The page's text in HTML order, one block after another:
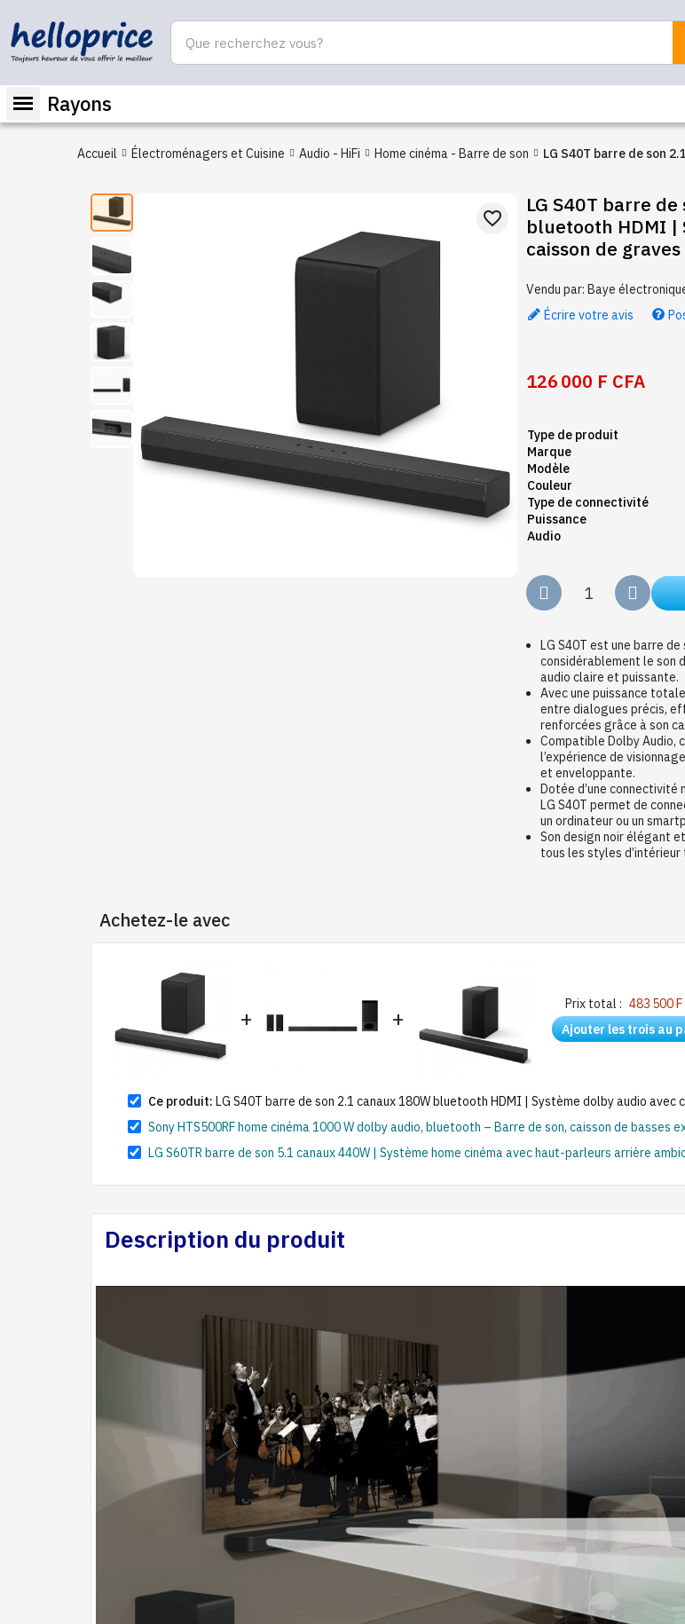
Rayons
Accueil Électroménagers et Cuisine Audio - HiFi Home cinéma - Barre de son
LG S40T barre de son
| Système dolby audio
caisson de graves
favorite_border
LG S40T barre
bluetooth HDMI |
caisson de graves
Vendu par:Baye
Écrire votre avis
126 000 F CFA
Type de produit
Marque
Modèle
Couleur
Type de connectivité
Puissance
Audio
LG S40T est une barre
considérablement le son
audio claire et puissante.
Avec une puissance
entre dialogues précis,
renforcées grâce à son
Compatible Dolby Audio,
l’expérience de
et enveloppante.
Dotée d’une connectivité
LG S40T permet de
un ordinateur ou un
Son design noir élégant
tous les styles
Achetez-le avec
+ +
Prix total : 483 500 F
Ajouter les trois au
Ce produit: LG S40T barre de son 2.1 canaux 180W bluetooth HDMI | Système dolby audio avec
Sony HTS500RF home cinéma 1000 W dolby audio, bluetooth – Barre de son, caisson de basses
LG S60TR barre de son 5.1 canaux 440W | Système home cinéma avec haut-parleurs arrière
Description du produit